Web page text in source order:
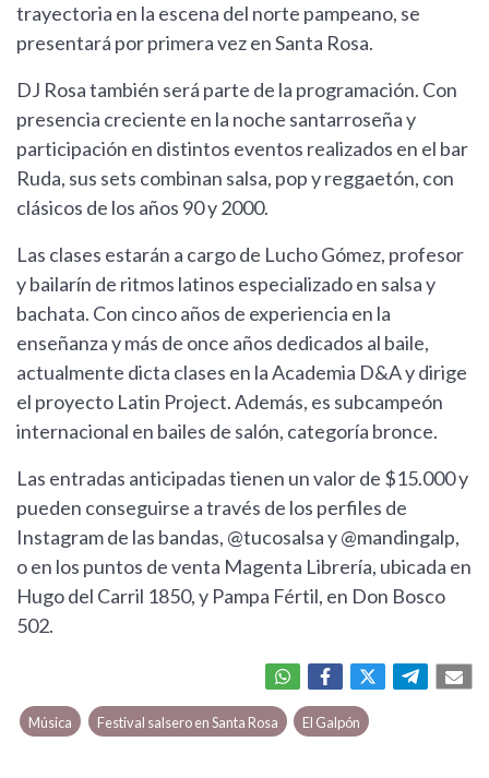
trayectoria en la escena del norte pampeano, se
presentará por primera vez en Santa Rosa.
DJ Rosa también será parte de la programación. Con
presencia creciente en la noche santarroseña y
participación en distintos eventos realizados en el bar
Ruda, sus sets combinan salsa, pop y reggaetón, con
clásicos de los años 90 y 2000.
Las clases estarán a cargo de Lucho Gómez, profesor
y bailarín de ritmos latinos especializado en salsa y
bachata. Con cinco años de experiencia en la
enseñanza y más de once años dedicados al baile,
actualmente dicta clases en la Academia D&A y dirige
el proyecto Latin Project. Además, es subcampeón
internacional en bailes de salón, categoría bronce.
Las entradas anticipadas tienen un valor de $15.000 y
pueden conseguirse a través de los perfiles de
Instagram de las bandas, @tucosalsa y @mandingalp,
o en los puntos de venta Magenta Librería, ubicada en
Hugo del Carril 1850, y Pampa Fértil, en Don Bosco
502.
Música Festival salsero en Santa Rosa El Galpón